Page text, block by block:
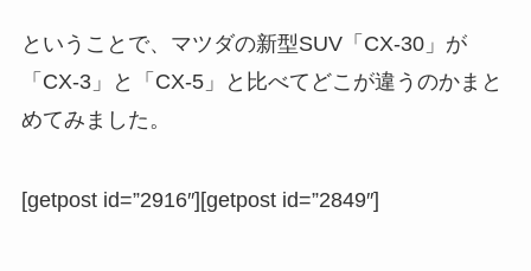
ということで、マツダの新型SUV「CX-30」が
「CX-3」と「CX-5」と比べてどこが違うのかまと
めてみました。
[getpost id=”2916″][getpost id=”2849″]